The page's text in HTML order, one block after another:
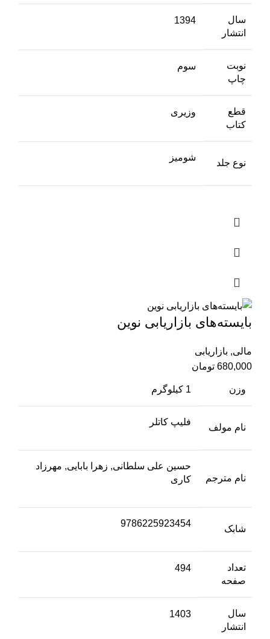
سال
انتشار
1394
نوبت
چاپ
سوم
قطع
کتاب
وزیری
نوع جلد
شومیز
بایسته‌های بازاریابی نوین
مالی, بازاریابی
680,000 تومان
وزن 1 کیلوگرم
نام مولف
فلیپ کاتلر
نام مترجم
حسین علی سلطانی, زهرا بابایی, مهرزاد
کاری
شابک
9786225923454
تعداد
صفحه
494
سال
انتشار
1403